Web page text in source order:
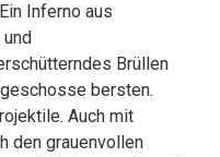
Inferno aus
Brüllen
bersten.
Auch mit
den grauenvollen